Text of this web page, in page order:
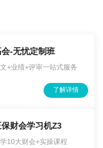
、办公室成员及工作人
半决赛、决赛、赴京参
参赛人员须登录陕西会
会-无忧定制班
+业绩+评审一站式服务
了解详情
财会学习机Z3
10大财会+实操课程